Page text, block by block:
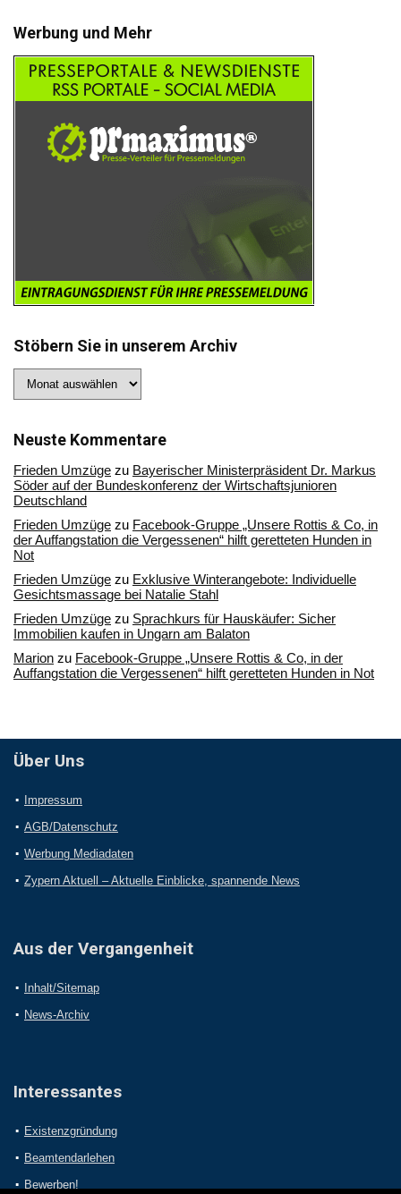
Werbung und Mehr
Stöbern Sie in unserem Archiv
Sie
Archiv
Neuste Kommentare
Frieden Umzüge zu Bayerischer Ministerpräsident Dr. Markus
Söder auf der Bundeskonferenz der Wirtschaftsjunioren
Deutschland
Frieden Umzüge zu Facebook-Gruppe „Unsere Rottis & Co, in
der Auffangstation die Vergessenen“ hilft geretteten Hunden in
Not
Frieden Umzüge zu Exklusive Winterangebote: Individuelle
Gesichtsmassage bei Natalie Stahl
Frieden Umzüge zu Sprachkurs für Hauskäufer: Sicher
Immobilien kaufen in Ungarn am Balaton
Marion zu Facebook-Gruppe „Unsere Rottis & Co, in der
Auffangstation die Vergessenen“ hilft geretteten Hunden in Not
Über Uns
Impressum
AGB/Datenschutz
Werbung Mediadaten
Zypern Aktuell – Aktuelle Einblicke, spannende News
Aus der Vergangenheit
Inhalt/Sitemap
News-Archiv
Interessantes
Existenzgründung
Beamtendarlehen
Bewerben!